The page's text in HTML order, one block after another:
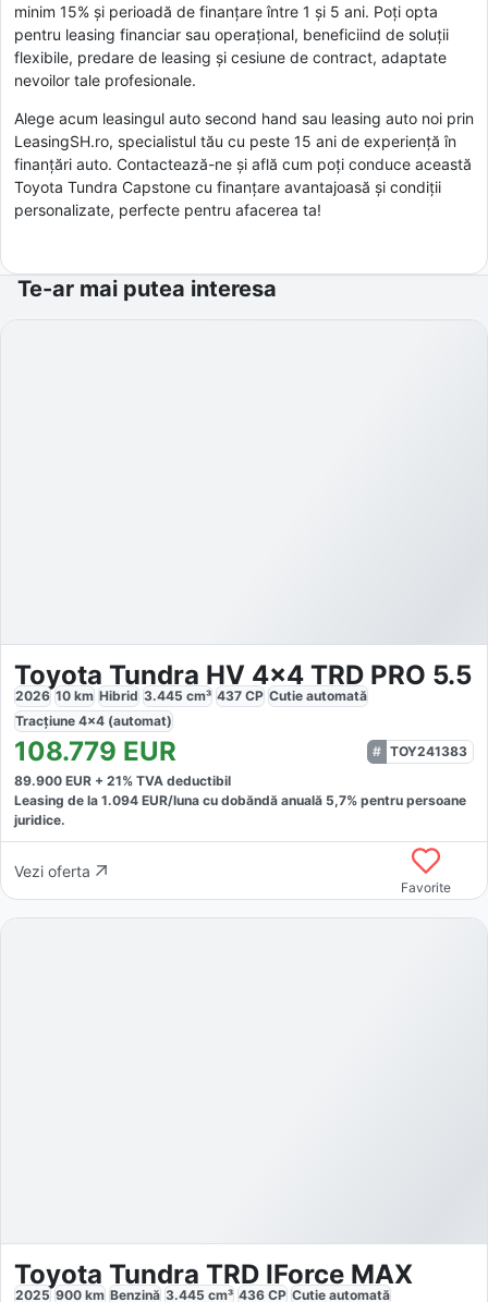
minim 15% și perioadă de finanțare între 1 și 5 ani. Poți opta
pentru leasing financiar sau operațional, beneficiind de soluții
flexibile, predare de leasing și cesiune de contract, adaptate
nevoilor tale profesionale.
Alege acum leasingul auto second hand sau leasing auto noi prin
LeasingSH.ro, specialistul tău cu peste 15 ani de experiență în
finanțări auto. Contactează-ne și află cum poți conduce această
Toyota Tundra Capstone cu finanțare avantajoasă și condiții
personalizate, perfecte pentru afacerea ta!
Te-ar mai putea interesa
Toyota Tundra HV 4x4 TRD PRO 5.5
2026 10 km Hibrid 3.445 cm³ 437 CP Cutie automată
Tracțiune 4x4 (automat)
108.779 EUR
TOY241383
89.900 EUR + 21% TVA deductibil
Leasing de la 1.094 EUR/luna cu dobăndă anuală 5,7% pentru persoane
juridice.
Vezi oferta
Favorite
Toyota Tundra TRD IForce MAX
2025 900 km Benzină 3.445 cm³ 436 CP Cutie automată